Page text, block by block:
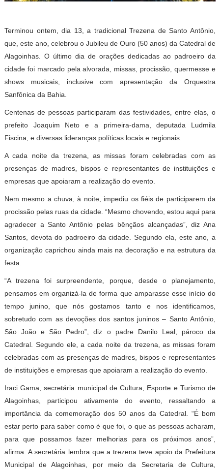
Terminou ontem, dia 13, a tradicional Trezena de Santo Antônio,
que, este ano, celebrou o Jubileu de Ouro (50 anos) da Catedral de
Alagoinhas. O último dia de orações dedicadas ao padroeiro da
cidade foi marcado pela alvorada, missas, procissão, quermesse e
shows musicais, inclusive com apresentação da Orquestra
Sanfônica da Bahia.
Centenas de pessoas participaram das festividades, entre elas, o
prefeito Joaquim Neto e a primeira-dama, deputada Ludmila
Fiscina, e diversas lideranças políticas locais e regionais.
A cada noite da trezena, as missas foram celebradas com as
presenças de madres, bispos e representantes de instituições e
empresas que apoiaram a realização do evento.
Nem mesmo a chuva, à noite, impediu os fiéis de participarem da
procissão pelas ruas da cidade. “Mesmo chovendo, estou aqui para
agradecer a Santo Antônio pelas bênçãos alcançadas”, diz Ana
Santos, devota do padroeiro da cidade. Segundo ela, este ano, a
organização caprichou ainda mais na decoração e na estrutura da
festa.
“A trezena foi surpreendente, porque, desde o planejamento,
pensamos em organizá-la de forma que amparasse esse início do
tempo junino, que nós gostamos tanto e nos identificamos,
sobretudo com as devoções dos santos juninos – Santo Antônio,
São João e São Pedro”, diz o padre Danilo Leal, pároco da
Catedral. Segundo ele, a cada noite da trezena, as missas foram
celebradas com as presenças de madres, bispos e representantes
de instituições e empresas que apoiaram a realização do evento.
Iraci Gama, secretária municipal de Cultura, Esporte e Turismo de
Alagoinhas, participou ativamente do evento, ressaltando a
importância da comemoração dos 50 anos da Catedral. “É bom
estar perto para saber como é que foi, o que as pessoas acharam,
para que possamos fazer melhorias para os próximos anos”,
afirma. A secretária lembra que a trezena teve apoio da Prefeitura
Municipal de Alagoinhas, por meio da Secretaria de Cultura,